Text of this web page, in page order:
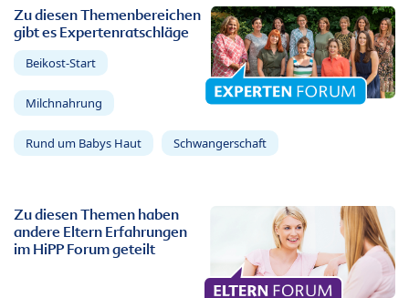
Zu diesen Themenbereichen
gibt es Expertenratschläge
Beikost-Start
Milchnahrung
Rund um Babys Haut Schwangerschaft
Zu diesen Themen haben
andere Eltern Erfahrungen
im HiPP Forum geteilt